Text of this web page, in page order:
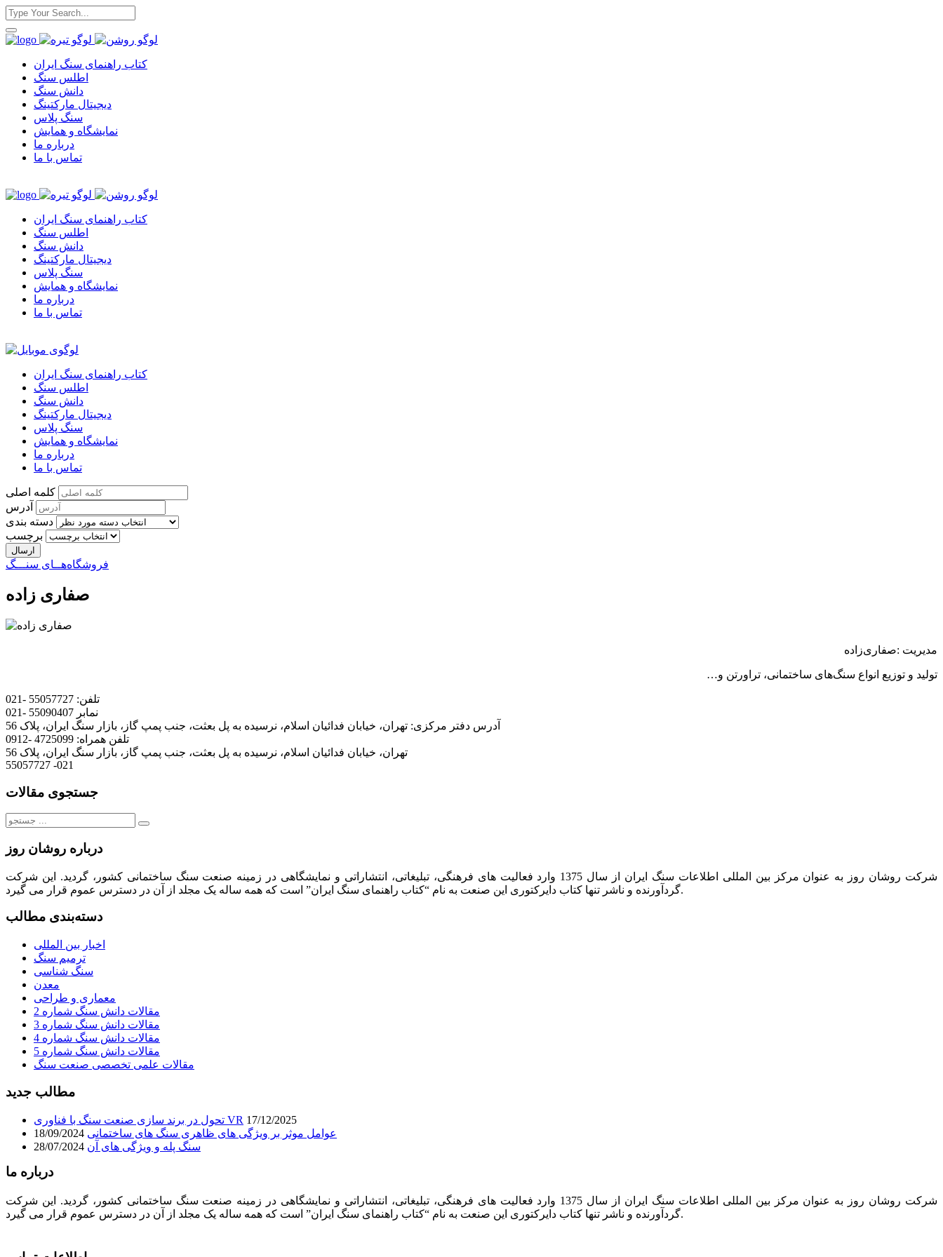
کتاب راهنمای سنگ ایران
اطلس سنگ
دانش سنگ
دیجیتال مارکتینگ
سنگ پلاس
نمایشگاه و همایش
درباره ما
تماس با ما
کتاب راهنمای سنگ ایران
اطلس سنگ
دانش سنگ
دیجیتال مارکتینگ
سنگ پلاس
نمایشگاه و همایش
درباره ما
تماس با ما
کتاب راهنمای سنگ ایران
اطلس سنگ
دانش سنگ
دیجیتال مارکتینگ
سنگ پلاس
نمایشگاه و همایش
درباره ما
تماس با ما
کلمه اصلی
آدرس
دسته بندی
برچسب
فروشگاه‌هــای سنـــگ
صفاری زاده
مدیریت :صفاری‌زاده
تولید و توزیع انواع سنگهای ساختمانی، تراورتن و…
تلفن: 55057727 -021
نمابر 55090407 -021
آدرس دفتر مرکزی: تهران، خیابان فدائیان اسلام، نرسیده به پل بعثت، جنب پمپ گاز، بازار سنگ ایران، پلاک 56
تلفن همراه: 4725099 -0912
تهران، خیابان فدائیان اسلام، نرسیده به پل بعثت، جنب پمپ گاز، بازار سنگ ایران، پلاک 56
55057727 -021
جستجوی مقالات
جستجو
درباره روشان روز
شرکت روشان روز به عنوان مرکز بین المللی اطلاعات سنگ ایران از سال 1375 وارد فعالیت های فرهنگی، تبلیغاتی، انتشاراتی و نمایشگاهی در زمینه صنعت سنگ ساختمانی کشور، گردید. این شرکت
گردآورنده و ناشر تنها کتاب دایرکتوری این صنعت به نام “کتاب راهنمای سنگ ایران” است که همه ساله یک مجلد از آن در دسترس عموم قرار می گیرد.
دسته‌بندی مطالب
اخبار بین المللی
ترمیم سنگ
سنگ شناسی
معدن
معماری و طراحی
مقالات دانش سنگ شماره 2
مقالات دانش سنگ شماره 3
مقالات دانش سنگ شماره 4
مقالات دانش سنگ شماره 5
مقالات علمی تخصصی صنعت سنگ
مطالب جدید
تحول در برند سازی صنعت سنگ با فناوری VR 17/12/2025
عوامل موثر بر ویژگی های ظاهری سنگ های ساختمانی 18/09/2024
سنگ پله و ویژگی های آن 28/07/2024
درباره ما
شرکت روشان روز به عنوان مرکز بین المللی اطلاعات سنگ ایران از سال 1375 وارد فعالیت های فرهنگی، تبلیغاتی، انتشاراتی و نمایشگاهی در زمینه صنعت سنگ ساختمانی کشور، گردید. این شرکت
گردآورنده و ناشر تنها کتاب دایرکتوری این صنعت به نام “کتاب راهنمای سنگ ایران” است که همه ساله یک مجلد از آن در دسترس عموم قرار می گیرد.